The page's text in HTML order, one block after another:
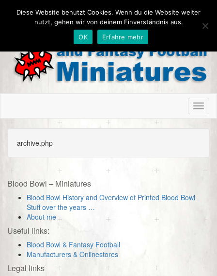
archive.php
Blood Bowl – Miniatures
Blood Bowl History and Overview of Printed Blood Bowl
Stuff over the years …
About me
Useful links:
Blood Bowl & Fantasy Football
Manufacturers & Onlinestores
Legal links
Diese Website benutzt Cookies. Wenn du die Website weiter
nutzt, gehen wir von deinem Einverständnis aus.
OK
Erfahre mehr